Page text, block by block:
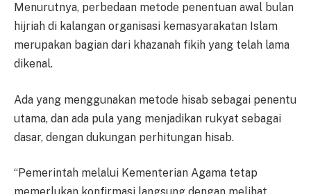
Menurutnya, perbedaan metode penentuan awal bulan
hijriah di kalangan organisasi kemasyarakatan Islam
merupakan bagian dari khazanah fikih yang telah lama
dikenal.
Ada yang menggunakan metode hisab sebagai penentu
utama, dan ada pula yang menjadikan rukyat sebagai
dasar, dengan dukungan perhitungan hisab.
“Pemerintah melalui Kementerian Agama tetap